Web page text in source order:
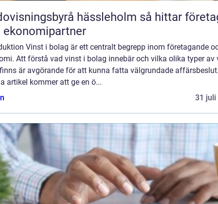
hässleholm så hittar företag
ekonomipartner
Vinst i bolag är ett centralt begrepp inom företagande
Att förstå vad vinst i bolag innebär och vilka olika typer av
är avgörande för att kunna fatta välgrundade
artikel kommer att ge en ö...
31 juli